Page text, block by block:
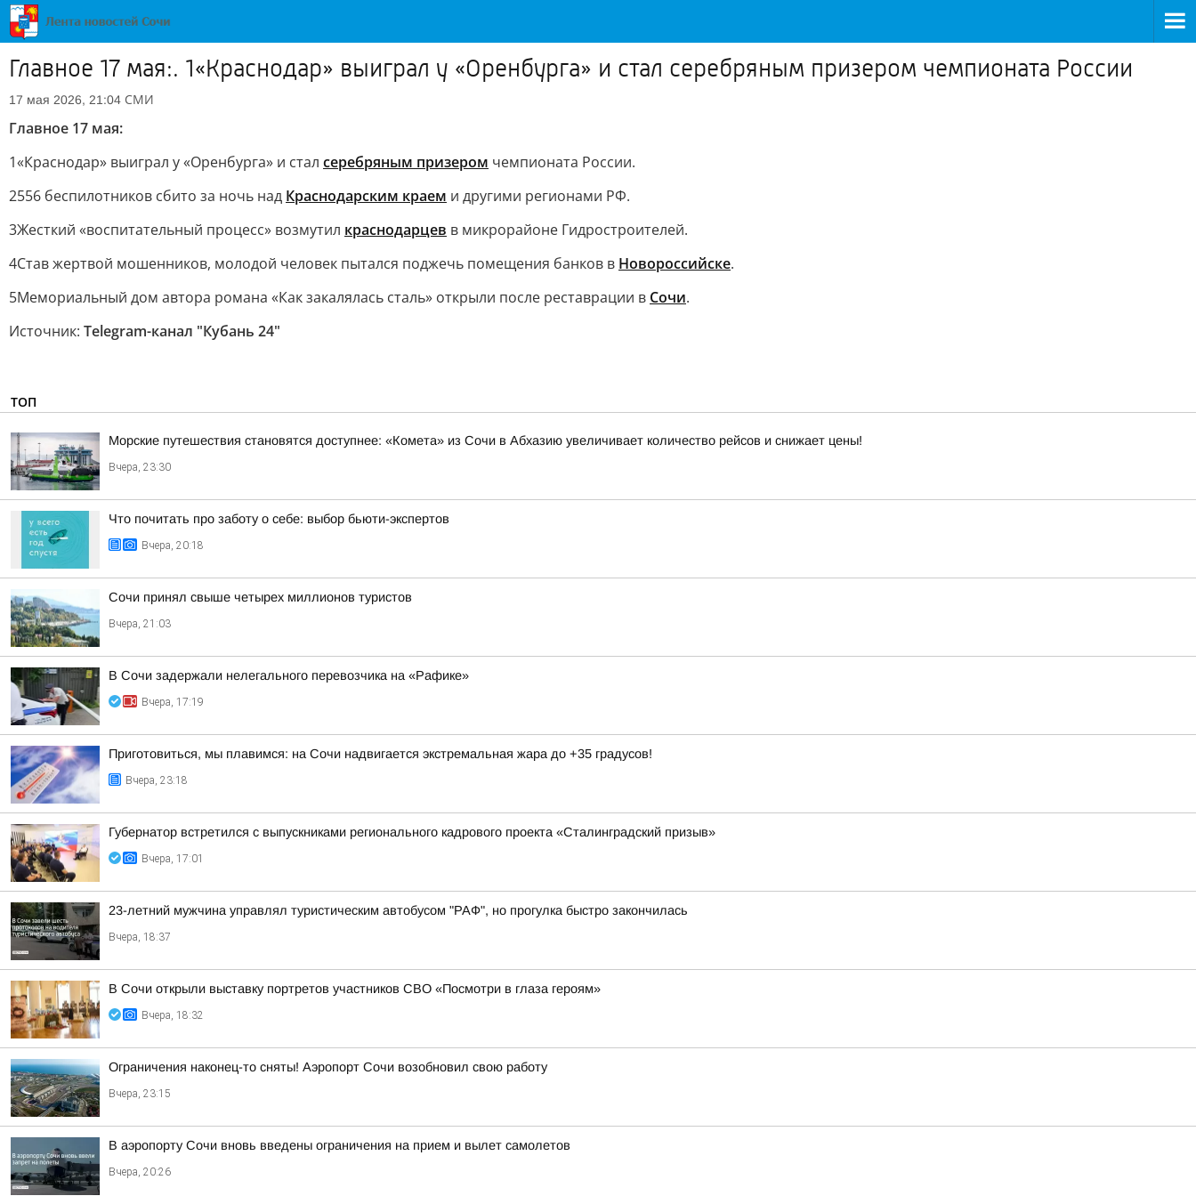
Главное 17 мая:. 1«Краснодар» выиграл у «Оренбурга» и стал серебряным призером чемпионата России
17 мая 2026, 21:04 СМИ
Главное 17 мая:
1«Краснодар» выиграл у «Оренбурга» и стал серебряным призером чемпионата России.
2556 беспилотников сбито за ночь над Краснодарским краем и другими регионами РФ.
3Жесткий «воспитательный процесс» возмутил краснодарцев в микрорайоне Гидростроителей.
4Став жертвой мошенников, молодой человек пытался поджечь помещения банков в Новороссийске.
5Мемориальный дом автора романа «Как закалялась сталь» открыли после реставрации в Сочи.
Источник: Telegram-канал "Кубань 24"
ТОП
Морские путешествия становятся доступнее: «Комета» из Сочи в Абхазию увеличивает количество рейсов и снижает цены!
Вчера, 23:30
Что почитать про заботу о себе: выбор бьюти-экспертов
Вчера, 20:18
Сочи принял свыше четырех миллионов туристов
Вчера, 21:03
В Сочи задержали нелегального перевозчика на «Рафике»
Вчера, 17:19
Приготовиться, мы плавимся: на Сочи надвигается экстремальная жара до +35 градусов!
Вчера, 23:18
Губернатор встретился с выпускниками регионального кадрового проекта «Сталинградский призыв»
Вчера, 17:01
23-летний мужчина управлял туристическим автобусом "РАФ", но прогулка быстро закончилась
Вчера, 18:37
В Сочи открыли выставку портретов участников СВО «Посмотри в глаза героям»
Вчера, 18:32
Ограничения наконец-то сняты! Аэропорт Сочи возобновил свою работу
Вчера, 23:15
В аэропорту Сочи вновь введены ограничения на прием и вылет самолетов
Вчера, 20:26